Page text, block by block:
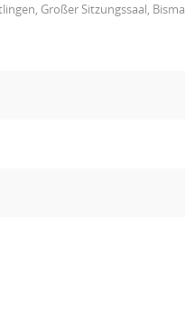
Großer Sitzungssaal, Bisma